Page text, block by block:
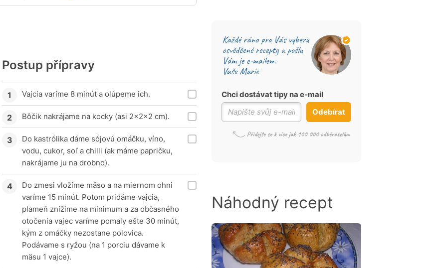
Postup přípravy
Vajcia varíme 8 minút a olúpeme ich.
Bôčik nakrájame na kocky (asi 2x2x2 cm).
Do kastrólika dáme sójovú omáčku, víno,
vodu, cukor, soľ a chilli (ak máme papričku,
nakrájame ju na drobno).
Do zmesi vložíme mäso a na miernom ohni
varíme 15 minút. Potom pridáme vajcia,
plameň znížime na minimum a za občasného
otočenia vajec varíme pomaly ešte 30 minút,
kým z omáčky nezostane polovica.
Podávame s ryžou (na 1 porciu dávame k
mäsu 1 vajce).
Chci dostávat tipy na e-mail
Odebírat
Náhodný recept